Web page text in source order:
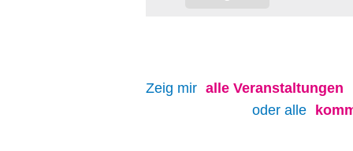
Zeig mir alle Veranstaltungen
oder alle